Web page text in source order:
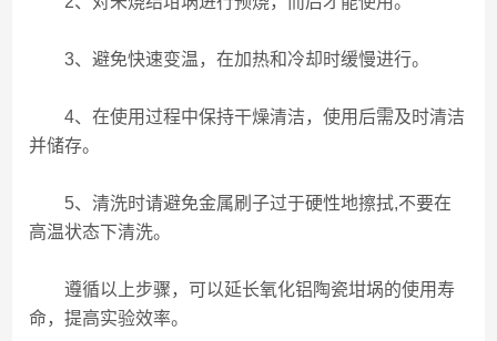
3、避免快速变温，在加热和冷却时缓慢进行。
4、在使用过程中保持干燥清洁，使用后需及时清洁
并储存。
5、清洗时请避免金属刷子过于硬性地擦拭,不要在
高温状态下清洗。
遵循以上步骤，可以延长氧化铝陶瓷坩埚的使用寿
命，提高实验效率。